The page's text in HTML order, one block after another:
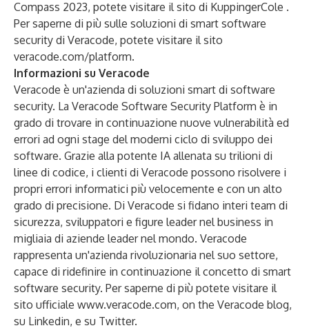
Compass 2023, potete visitare il sito di KuppingerCole .
Per saperne di più sulle soluzioni di smart software
security di Veracode, potete visitare il sito
veracode.com/platform.
Informazioni su Veracode
Veracode è un'azienda di soluzioni smart di software
security. La Veracode Software Security Platform è in
grado di trovare in continuazione nuove vulnerabilità ed
errori ad ogni stage del moderni ciclo di sviluppo dei
software. Grazie alla potente IA allenata su trilioni di
linee di codice, i clienti di Veracode possono risolvere i
propri errori informatici più velocemente e con un alto
grado di precisione. Di Veracode si fidano interi team di
sicurezza, sviluppatori e figure leader nel business in
migliaia di aziende leader nel mondo. Veracode
rappresenta un'azienda rivoluzionaria nel suo settore,
capace di ridefinire in continuazione il concetto di smart
software security. Per saperne di più potete visitare il
sito ufficiale www.veracode.com, on the Veracode blog,
su Linkedin, e su Twitter.